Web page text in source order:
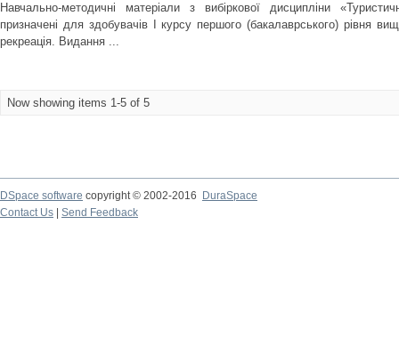
Навчально-методичні матеріали з вибіркової дисципліни
призначені для здобувачів І курсу першого (бакалаврського) рівня
рекреація. Видання ...
Now showing items 1-5 of 5
DSpace software copyright © 2002-2016
DuraSpace
Contact Us
Send Feedback